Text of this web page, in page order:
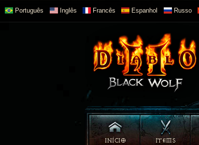
Português Inglês Francês Espanhol Russo
INÍCIO ITEMS